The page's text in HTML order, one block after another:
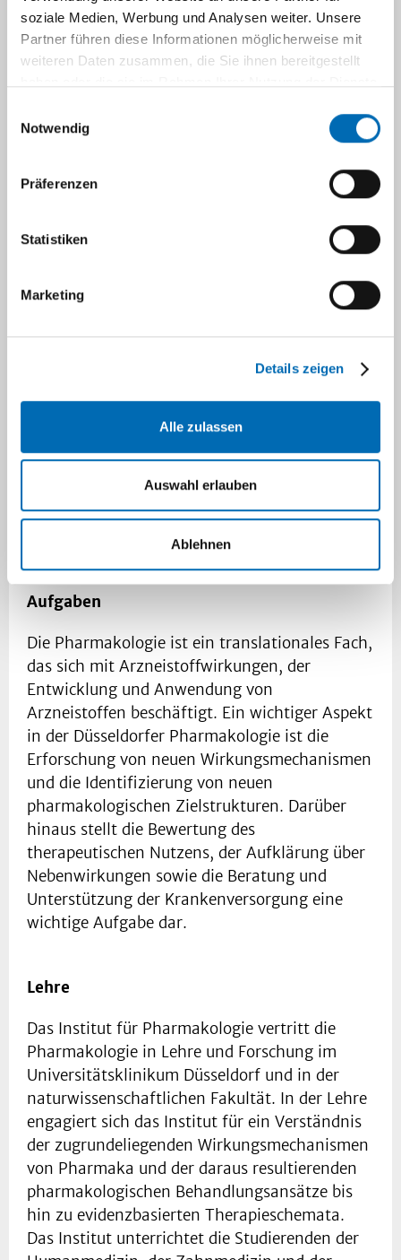
soziale Medien, Werbung und Analysen weiter. Unsere
Partner führen diese Informationen möglicherweise mit
weiteren Daten zusammen, die Sie ihnen bereitgestellt
Notwendig
Präferenzen
Statistiken
Marketing
Details zeigen
Alle zulassen
Auswahl erlauben
Ablehnen
Institutsleitung
Direktor
40225 Düsseldorf
jens.fischer@uni-duesseldorf.de
+49 211 81-12500
Aufgaben
Die Pharmakologie ist ein translationales Fach,
das sich mit Arzneistoffwirkungen, der
Entwicklung und Anwendung von
Arzneistoffen beschäftigt. Ein wichtiger Aspekt
in der Düsseldorfer Pharmakologie ist die
Erforschung von neuen Wirkungsmechanismen
und die Identifizierung von neuen
pharmakologischen Zielstrukturen. Darüber
hinaus stellt die Bewertung des
therapeutischen Nutzens, der Aufklärung über
Nebenwirkungen sowie die Beratung und
Unterstützung der Krankenversorgung eine
wichtige Aufgabe dar.
Lehre
Das Institut für Pharmakologie vertritt die
Pharmakologie in Lehre und Forschung im
Universitätsklinikum Düsseldorf und in der
naturwissenschaftlichen Fakultät. In der Lehre
engagiert sich das Institut für ein Verständnis
der zugrundeliegenden Wirkungsmechanismen
von Pharmaka und der daraus resultierenden
pharmakologischen Behandlungsansätze bis
hin zu evidenzbasierten Therapieschemata.
Das Institut unterrichtet die Studierenden der